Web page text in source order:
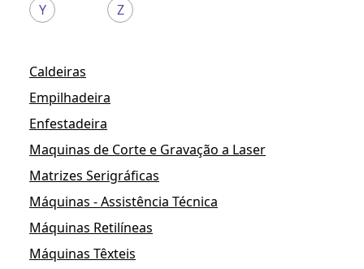
Y
Z
Caldeiras
Empilhadeira
Enfestadeira
Maquinas de Corte e Gravação a Laser
Matrizes Serigráficas
Máquinas - Assistência Técnica
Máquinas Retilíneas
Máquinas Têxteis